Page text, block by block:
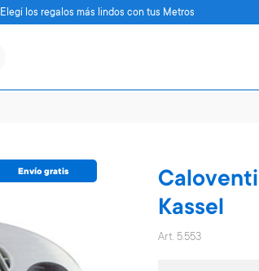
Envío gratis
Kassel
Art. 5.553
Elegí los regalos más lindos con tus Metros